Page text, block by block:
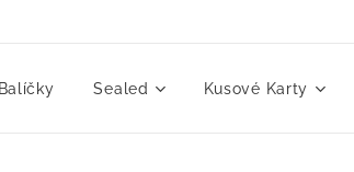
Sealed Kusové Karty